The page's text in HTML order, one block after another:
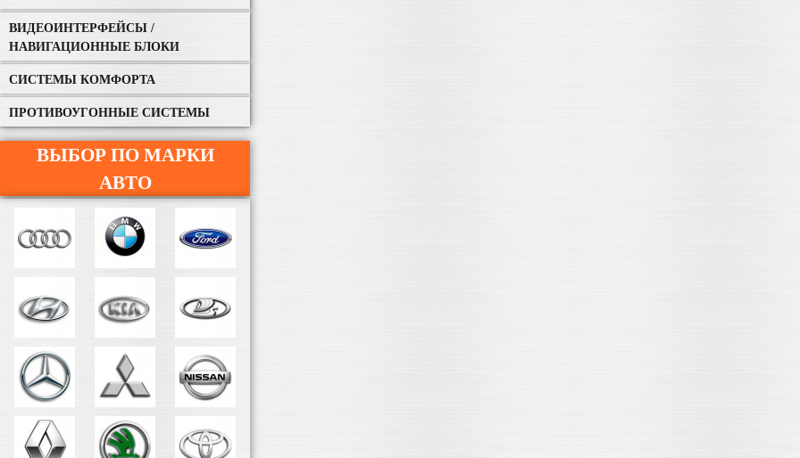
ВИДЕОИНТЕРФЕЙСЫ /
НАВИГАЦИОННЫЕ БЛОКИ
СИСТЕМЫ КОМФОРТА
ПРОТИВОУГОННЫЕ СИСТЕМЫ
ВЫБОР ПО МАРКИ
АВТО